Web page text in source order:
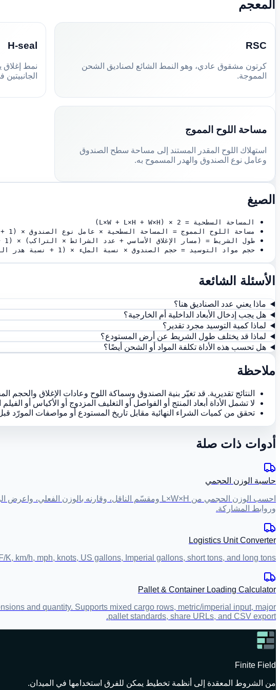
المعجم
RSC
كرتون مشقوق عادي، وهو النمط الشائع لصناديق الشحن
المموجة.
H-seal
نمط
مساحة اللوح المموج
استهلاك اللوح المقدر المستند إلى مساحة سطح الصندوق
وعامل نوع الصندوق والهدر المسموح به.
الصيغ
المساحة السطحية = 2 × (L×W + L×H + W×H)
مساحة اللوح المموج = المساحة السطحية × عامل نوع الصندوق × (1 + نسبة الهدر)
طول الشريط = (مسار الإغلاق الأساسي + عدد الشرائط × التراكب) × (1 + نسبة هدر الشريط)
حجم مواد التوسيد = حجم الصندوق × نسبة الملء × (1 + نسبة هدر التوسيد)
الأسئلة الشائعة
ماذا يعني عدد الصناديق هنا؟
هل يجب إدخال الأبعاد الداخلية أم الخارجية؟
لماذا كمية التوسيد مجرد تقدير؟
لماذا قد يختلف طول الشريط عن أرض المستودع؟
هل تحسب هذه الأداة تكلفة المواد أو الشحن أيضًا؟
ملاحظة
النتائج تقديرية. قد تغيّر بنية الصندوق وسماكة اللوح وعادات الإغلاق والحجم
لا تشمل الأداة أبعاد المنتج أو الفواصل أو التغليف المزدوج أو الأكياس أو
تحقق من كميات الشراء النهائية مقابل تاريخ المستودع أو مواصفات المورّد
أدوات ذات صلة
حاسبة الوزن الحجمي
وروابط المشاركة.
Logistics Unit Converter
km/h, mph, knots, US gallons, Imperial gallons, short tons, and long tons.
Pallet & Container Loading Calculator
and quantity. Supports mixed cargo rows, metric/imperial input, major
pallet standards, share URLs, and CSV export.
Finite Field
من الشروط المعقدة إلى أنظمة تخطيط يمكن للفرق استخدامها في الميدان.